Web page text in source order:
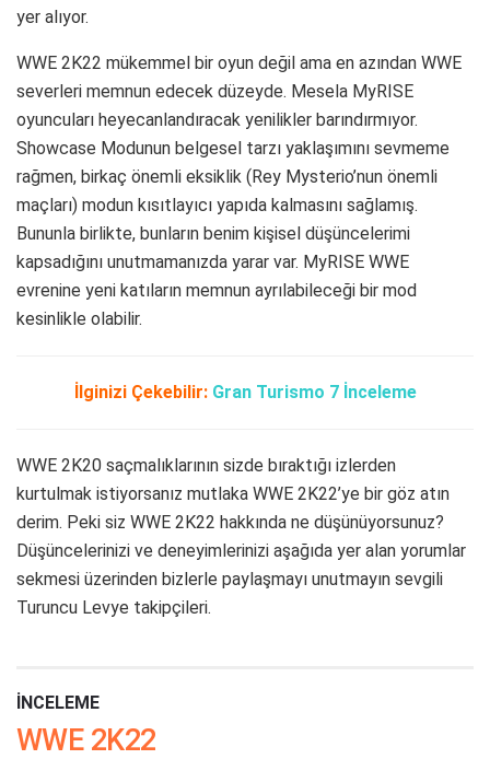
yer alıyor.
WWE 2K22 mükemmel bir oyun değil ama en azından WWE
severleri memnun edecek düzeyde. Mesela MyRISE
oyuncuları heyecanlandıracak yenilikler barındırmıyor.
Showcase Modunun belgesel tarzı yaklaşımını sevmeme
rağmen, birkaç önemli eksiklik (Rey Mysterio’nun önemli
maçları) modun kısıtlayıcı yapıda kalmasını sağlamış.
Bununla birlikte, bunların benim kişisel düşüncelerimi
kapsadığını unutmamanızda yarar var. MyRISE WWE
evrenine yeni katıların memnun ayrılabileceği bir mod
kesinlikle olabilir.
İlginizi Çekebilir: Gran Turismo 7 İnceleme
WWE 2K20 saçmalıklarının sizde bıraktığı izlerden
kurtulmak istiyorsanız mutlaka WWE 2K22’ye bir göz atın
derim. Peki siz WWE 2K22 hakkında ne düşünüyorsunuz?
Düşüncelerinizi ve deneyimlerinizi aşağıda yer alan yorumlar
sekmesi üzerinden bizlerle paylaşmayı unutmayın sevgili
Turuncu Levye takipçileri.
İNCELEME
WWE 2K22